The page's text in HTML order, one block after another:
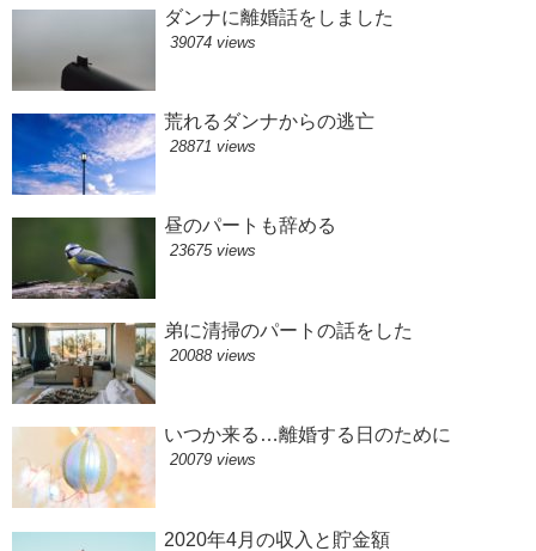
ダンナに離婚話をしました
39074 views
荒れるダンナからの逃亡
28871 views
昼のパートも辞める
23675 views
弟に清掃のパートの話をした
20088 views
いつか来る…離婚する日のために
20079 views
2020年4月の収入と貯金額